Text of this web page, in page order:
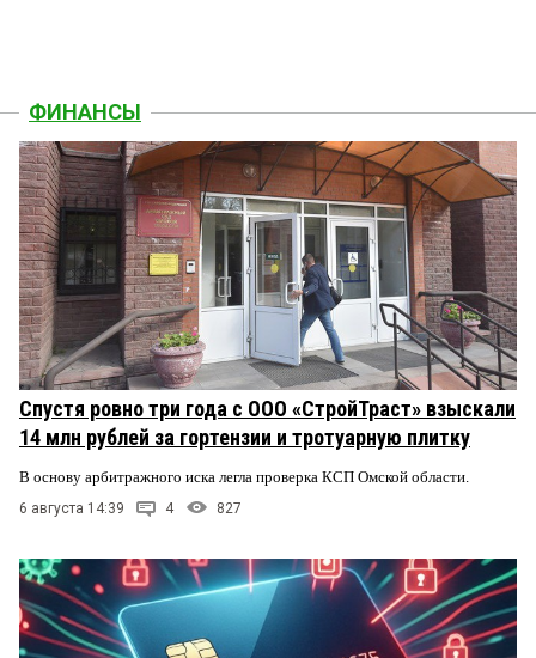
ФИНАНСЫ
Спустя ровно три года с ООО «СтройТраст» взыскали
14 млн рублей за гортензии и тротуарную плитку
В основу арбитражного иска легла проверка КСП Омской области.
6 августа 14:39 4 827